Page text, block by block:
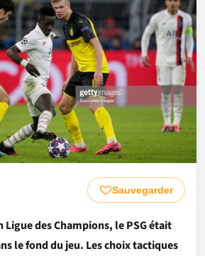
Sauvegarder
Ligue des Champions, le PSG était
le fond du jeu. Les choix tactiques